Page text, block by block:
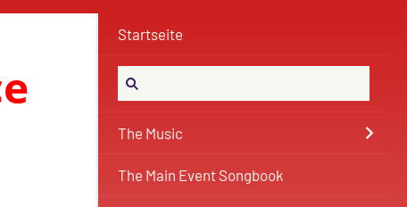
Startseite
The Music
The Main Event Songbook